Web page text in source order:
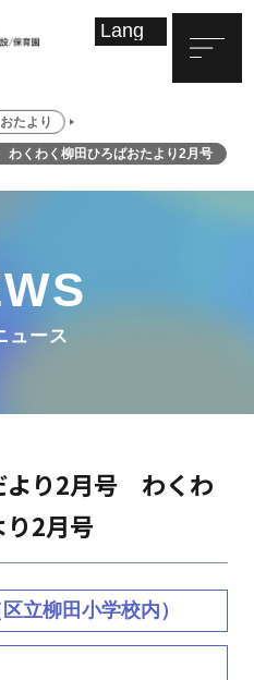
おたより
くわく柳田ひろばおたより2月号
ュース
より2月号 わくわ
り2月号
立柳田小学校内）